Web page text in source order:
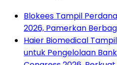
Blokees Tampil
2026, Pamerkan
Haier Biomedical
untuk Pengelolaan